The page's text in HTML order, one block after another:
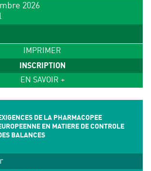
2026
IMPRIMER
INSCRIPTION
EN SAVOIR +
DE LA PHARMACOPEE
EN MATIERE DE CONTROLE
BALANCES